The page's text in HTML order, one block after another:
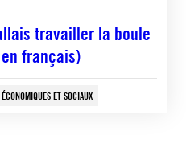
travailler la boule
français)
ET SOCIAUX